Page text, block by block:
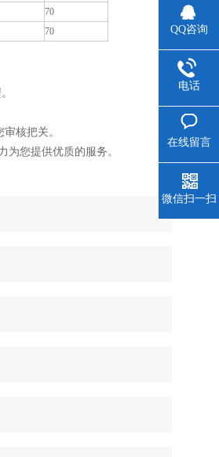
70
70
核把关。
为您提供优质的服务。
QQ咨询
电话
在线留言
微信扫一扫